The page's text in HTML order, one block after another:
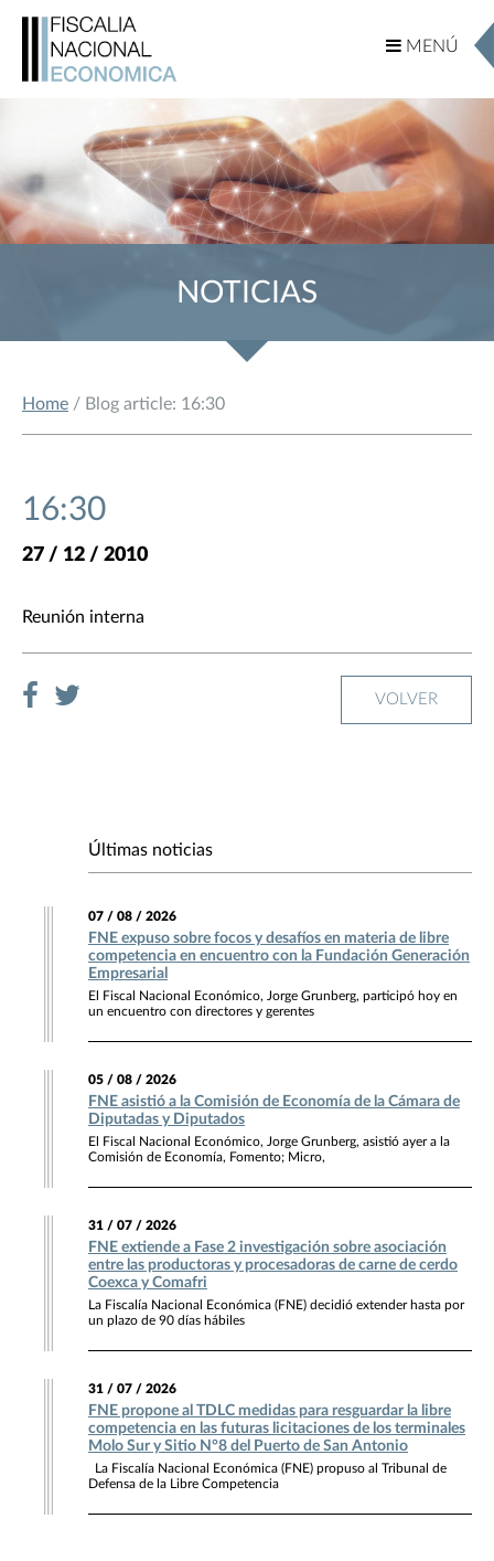
MENÚ
MENÚ
NOTICIAS
Home / Blog article: 16:30
16:30
27 / 12 / 2010
Reunión interna
VOLVER
Últimas noticias
07 / 08 / 2026
FNE expuso sobre focos y desafíos en materia de libre
competencia en encuentro con la Fundación Generación
Empresarial
El Fiscal Nacional Económico, Jorge Grunberg, participó hoy en
un encuentro con directores y gerentes
05 / 08 / 2026
FNE asistió a la Comisión de Economía de la Cámara de
Diputadas y Diputados
El Fiscal Nacional Económico, Jorge Grunberg, asistió ayer a la
Comisión de Economía, Fomento; Micro,
31 / 07 / 2026
FNE extiende a Fase 2 investigación sobre asociación
entre las productoras y procesadoras de carne de cerdo
Coexca y Comafri
La Fiscalía Nacional Económica (FNE) decidió extender hasta por
un plazo de 90 días hábiles
31 / 07 / 2026
FNE propone al TDLC medidas para resguardar la libre
competencia en las futuras licitaciones de los terminales
Molo Sur y Sitio N°8 del Puerto de San Antonio
La Fiscalía Nacional Económica (FNE) propuso al Tribunal de
Defensa de la Libre Competencia